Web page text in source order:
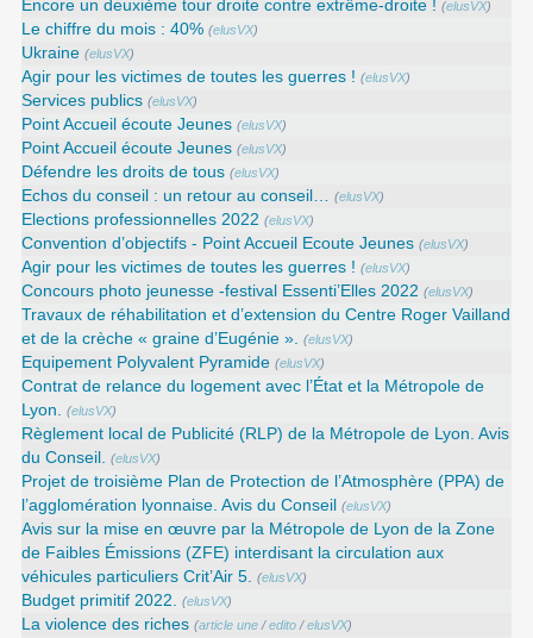
Encore un deuxième tour droite contre extrême-droite ! (elusVX)
Le chiffre du mois : 40% (elusVX)
Ukraine (elusVX)
Agir pour les victimes de toutes les guerres ! (elusVX)
Services publics (elusVX)
Point Accueil écoute Jeunes (elusVX)
Point Accueil écoute Jeunes (elusVX)
Défendre les droits de tous (elusVX)
Echos du conseil : un retour au conseil… (elusVX)
Elections professionnelles 2022 (elusVX)
Convention d’objectifs - Point Accueil Ecoute Jeunes (elusVX)
Agir pour les victimes de toutes les guerres ! (elusVX)
Concours photo jeunesse -festival Essenti’Elles 2022 (elusVX)
Travaux de réhabilitation et d’extension du Centre Roger Vailland
et de la crèche « graine d’Eugénie ». (elusVX)
Equipement Polyvalent Pyramide (elusVX)
Contrat de relance du logement avec l’État et la Métropole de
Lyon. (elusVX)
Règlement local de Publicité (RLP) de la Métropole de Lyon. Avis
du Conseil. (elusVX)
Projet de troisième Plan de Protection de l’Atmosphère (PPA) de
l’agglomération lyonnaise. Avis du Conseil
(elusVX)
Avis sur la mise en œuvre par la Métropole de Lyon de la Zone
de Faibles Émissions (ZFE) interdisant la circulation aux
véhicules particuliers Crit’Air 5. (elusVX)
Budget primitif 2022. (elusVX)
La violence des riches (article une /edito /elusVX)